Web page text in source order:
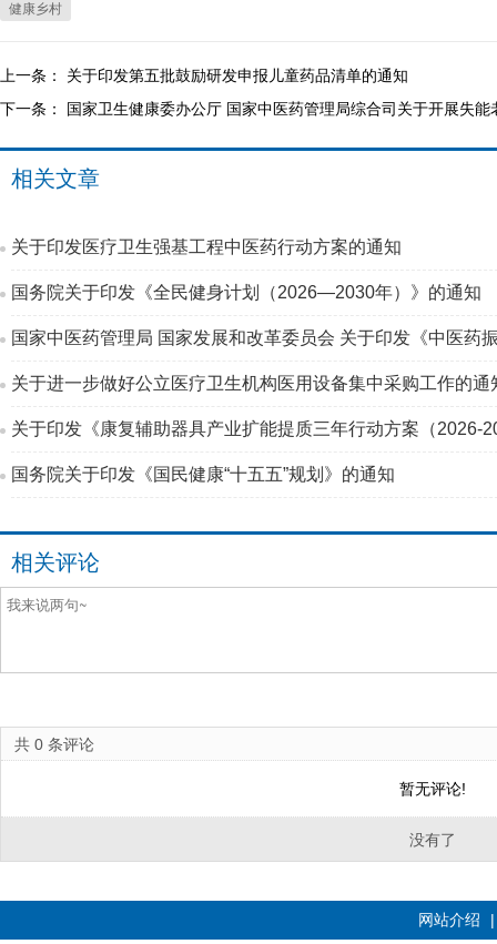
健康乡村
上一条： 关于印发第五批鼓励研发申报儿童药品清单的通知
下一条： 国家卫生健康委办公厅 国家中医药管理局综合司关于开展失
相关文章
关于印发医疗卫生强基工程中医药行动方案的通知
国务院关于印发《全民健身计划（2026—2030年）》的通知
国家中医药管理局 国家发展和改革委员会 关于印发《中医药
关于进一步做好公立医疗卫生机构医用设备集中采购工作的通
关于印发《康复辅助器具产业扩能提质三年行动方案（2026-
国务院关于印发《国民健康“十五五”规划》的通知
相关评论
共 0 条评论
暂无评论!
没有了
网站介绍